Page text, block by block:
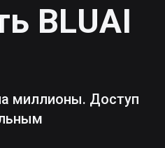
BLUAI
миллионы. Доступ